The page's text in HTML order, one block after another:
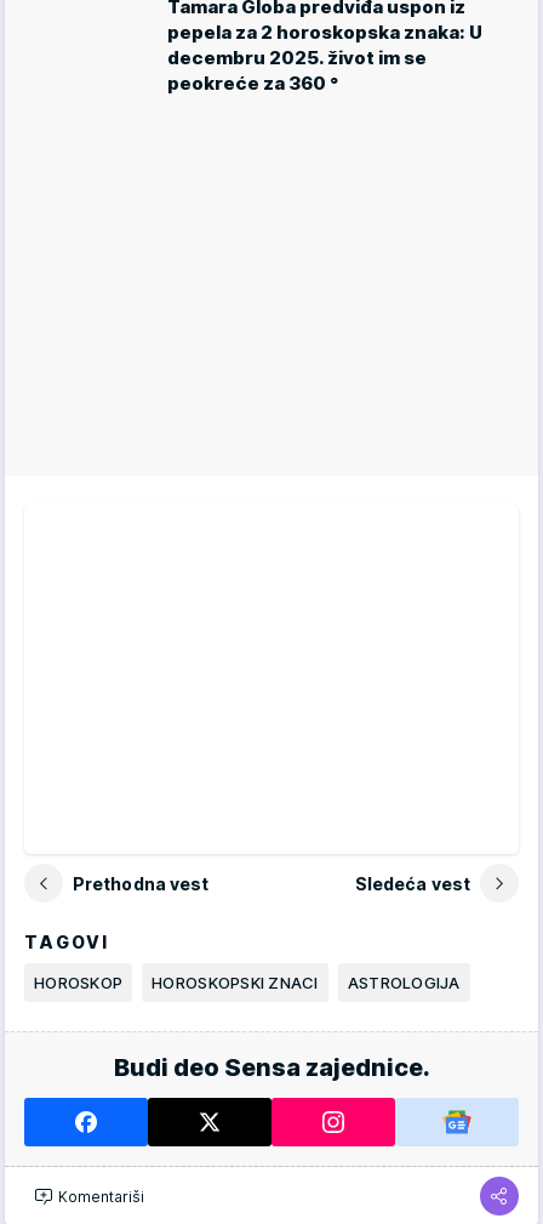
Tamara Globa predviđa uspon iz
pepela za 2 horoskopska znaka: U
decembru 2025. život im se
peokreće za 360 °
Prethodna vest Sledeća vest
TAGOVI
HOROSKOP HOROSKOPSKI ZNACI ASTROLOGIJA
Budi deo Sensa zajednice.
Komentariši